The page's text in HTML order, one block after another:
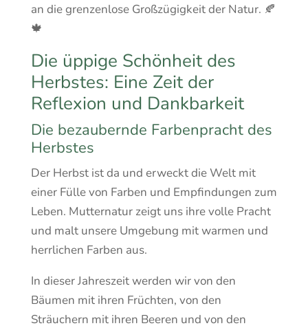
an die grenzenlose Großzügigkeit der Natur. 🍂
🍁
Die üppige Schönheit des
Herbstes: Eine Zeit der
Reflexion und Dankbarkeit
Die bezaubernde Farbenpracht des
Herbstes
Der Herbst ist da und erweckt die Welt mit
einer Fülle von Farben und Empfindungen zum
Leben. Mutternatur zeigt uns ihre volle Pracht
und malt unsere Umgebung mit warmen und
herrlichen Farben aus.
In dieser Jahreszeit werden wir von den
Bäumen mit ihren Früchten, von den
Sträuchern mit ihren Beeren und von den